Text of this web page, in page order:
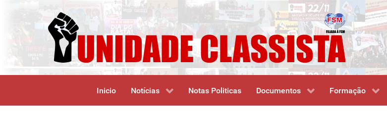
Inicio Notícias Notas Politicas Documentos Formação